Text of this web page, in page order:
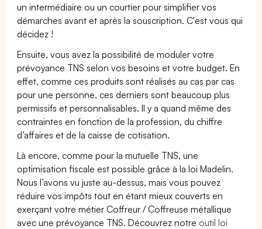
un intermédiaire ou un courtier pour simplifier vos
démarches avant et après la souscription. C'est vous qui
décidez !
Ensuite, vous avez la possibilité de moduler votre
prévoyance TNS selon vos besoins et votre budget. En
effet, comme ces produits sont réalisés au cas par cas
pour une personne, ces derniers sont beaucoup plus
permissifs et personnalisables. Il y a quand même des
contraintes en fonction de la profession, du chiffre
d’affaires et de la caisse de cotisation.
Là encore, comme pour la mutuelle TNS, une
optimisation fiscale est possible grâce à la loi Madelin.
Nous l’avons vu juste au-dessus, mais vous pouvez
réduire vos impôts tout en étant mieux couverts en
exerçant votre métier Coffreur / Coffreuse métallique
avec une prévoyance TNS. Découvrez notre outil loi